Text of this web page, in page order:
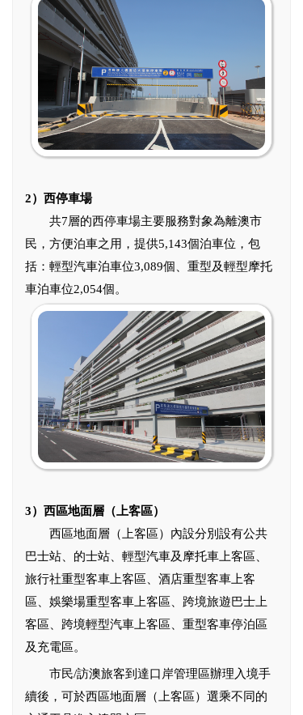
2）西停車場
共7層的西停車場主要服務對象為離澳市
民，方便泊車之用，提供5,143個泊車位，包
括：輕型汽車泊車位3,089個、重型及輕型摩托
車泊車位2,054個。
3）西區地面層（上客區）
西區地面層（上客區）內設分別設有公共
巴士站、的士站、輕型汽車及摩托車上客區、
旅行社重型客車上客區、酒店重型客車上客
區、娛樂場重型客車上客區、跨境旅遊巴士上
客區、跨境輕型汽車上客區、重型客車停泊區
及充電區。
市民/訪澳旅客到達口岸管理區辦理入境手
續後，可於西區地面層（上客區）選乘不同的